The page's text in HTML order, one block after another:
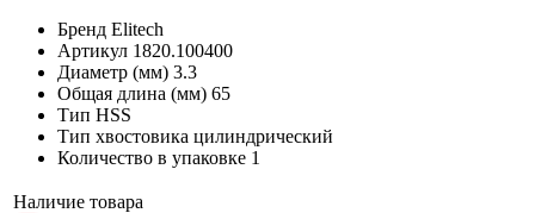
Бренд Elitech
Артикул 1820.100400
Диаметр (мм) 3.3
Общая длина (мм) 65
Тип HSS
Тип хвостовика цилиндрический
Количество в упаковке 1
Наличие товара